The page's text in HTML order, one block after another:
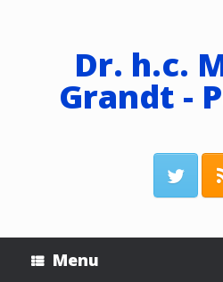
Dr. h.c.
Grandt -
Menu